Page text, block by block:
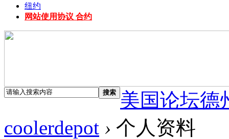
纽约
网站使用协议 合约
搜索
美国论坛德
coolerdepot › 个人资料